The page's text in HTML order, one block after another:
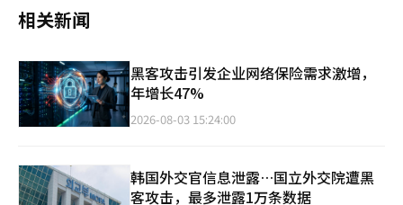
相关新闻
黑客攻击引发企业网络保险需求激增，
年增长47%
2026-08-03 15:24:00
韩国外交官信息泄露…国立外交院遭黑
客攻击，最多泄露1万条数据